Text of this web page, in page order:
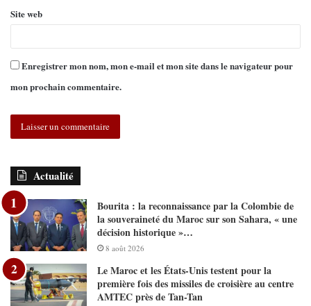
Site web
Enregistrer mon nom, mon e-mail et mon site dans le navigateur pour
mon prochain commentaire.
Actualité
Bourita : la reconnaissance par la Colombie de
la souveraineté du Maroc sur son Sahara, « une
décision historique »…
8 août 2026
Le Maroc et les États-Unis testent pour la
première fois des missiles de croisière au centre
AMTEC près de Tan-Tan